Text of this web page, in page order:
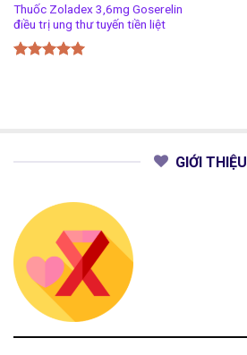
Thuốc Zoladex 3,6mg Goserelin
điều trị ung thư tuyến tiền liệt
GIỚI THIỆU